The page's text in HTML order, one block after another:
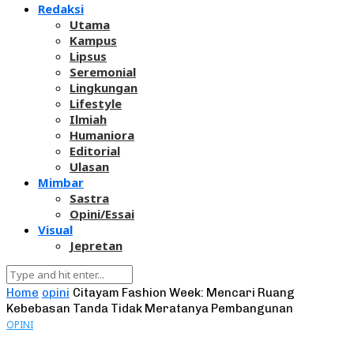
Redaksi
Utama
Kampus
Lipsus
Seremonial
Lingkungan
Lifestyle
Ilmiah
Humaniora
Editorial
Ulasan
Mimbar
Sastra
Opini/Essai
Visual
Jepretan
Home opini Citayam Fashion Week: Mencari Ruang
Kebebasan Tanda Tidak Meratanya Pembangunan
OPINI